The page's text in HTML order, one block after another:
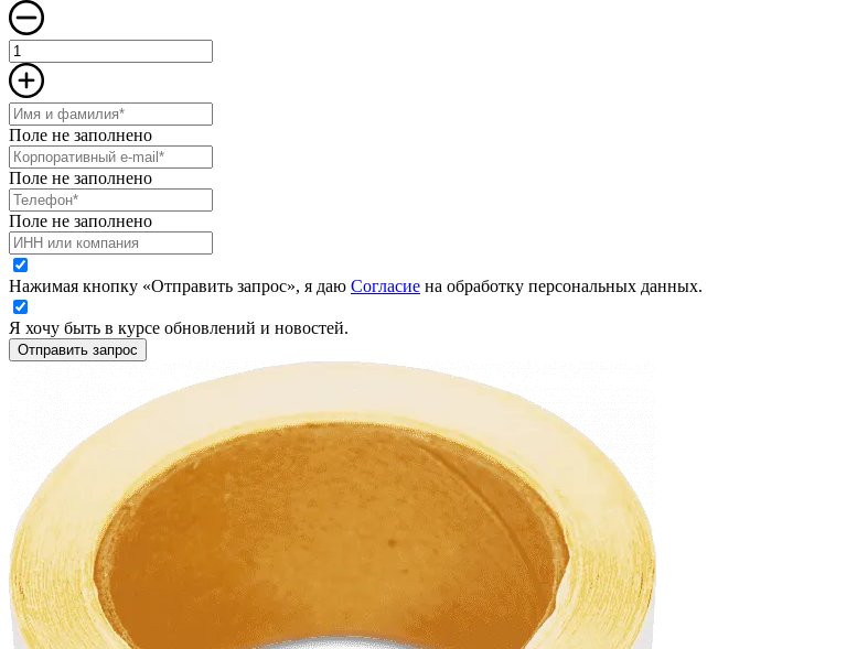
Поле не заполнено
Поле не заполнено
Поле не заполнено
Нажимая кнопку «Отправить запрос», я даю Согласие на обработку персональных данных.
Я хочу быть в курсе обновлений и новостей.
Отправить запрос